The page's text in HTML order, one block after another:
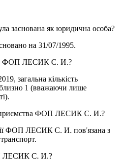
заснована як юридична особа?
на 31/07/1995.
ФОП ЛЕСИК С. И.?
загальна кількість
1 (вважаючи лише
ФОП ЛЕСИК С. И.?
ФОП ЛЕСИК С. И. пов'язана з
.
С. И.?